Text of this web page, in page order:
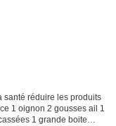
santé réduire les produits
1 oignon 2 gousses ail 1
1 grande boite